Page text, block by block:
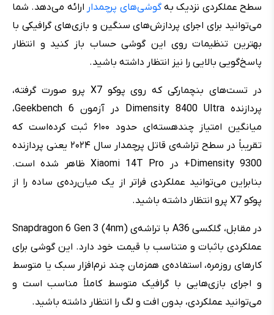
سطح عملکردی نزدیک بهگوشی‌های پرچمدار ارائه می‌دهد. شما
می‌توانید برای اجرای پردازش‌های سنگین و بازی‌های گرافیکی با
بهترین تنظیمات روی این گوشی حساب باز کنید و انتظار
پاسخ‌گویی بالایی را نیز انتظار داشته باشید.
در تست‌های بنچمارکی که روی پوکو X7 پرو صورت گرفته،
پردازنده Dimensity 8400 Ultra در آزمون Geekbench 6،
میانگین امتیاز چند‌هسته‌ای حدود ۶۱۰۰ ثبت کرده‌است که
تقریباً در سطح تراشه‌ی قاتل پرچمدار سال ۲۰۲۴ یعنی پردازنده
Dimensity 9300+ در Xiaomi 14T Pro ظاهر شده است.
بنابراین می‌توانید عملکردی فراتر از یک میان‌رده‌ی ساده را از
پوکو X7 پرو انتظار داشته باشید.
در مقابل، گلکسی A36 با تراشه‌ی Snapdragon 6 Gen 3 (4nm)
عملکردی باثبات و متناسب با قیمت خود دارد. این گوشی برای
کارهای روزمره، استفاده‌ی همزمان چند نرم‌افزار سبک یا متوسط
و اجرای بازی‌هایی با گرافیک متوسط کاملاً مناسب است و
می‌توانید عملکردی، بدون افت و لگ را انتظار داشته باشید.